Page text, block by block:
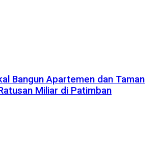
Bangun Apartemen dan Taman
Miliar di Patimban